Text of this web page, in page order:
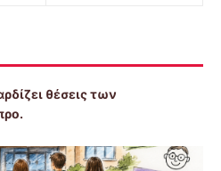
θέσεις των